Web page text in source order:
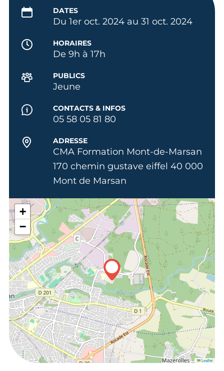
DATES
Du 1er oct. 2024 au 31 oct. 2024
HORAIRES
De 9h à 17h
PUBLICS
Jeune
CONTACTS & INFOS
05 58 05 81 80
ADRESSE
CMA Formation Mont-de-Marsan
170 chemin gustave eiffel 40 000
Mont de Marsan
+
−
Leaflet